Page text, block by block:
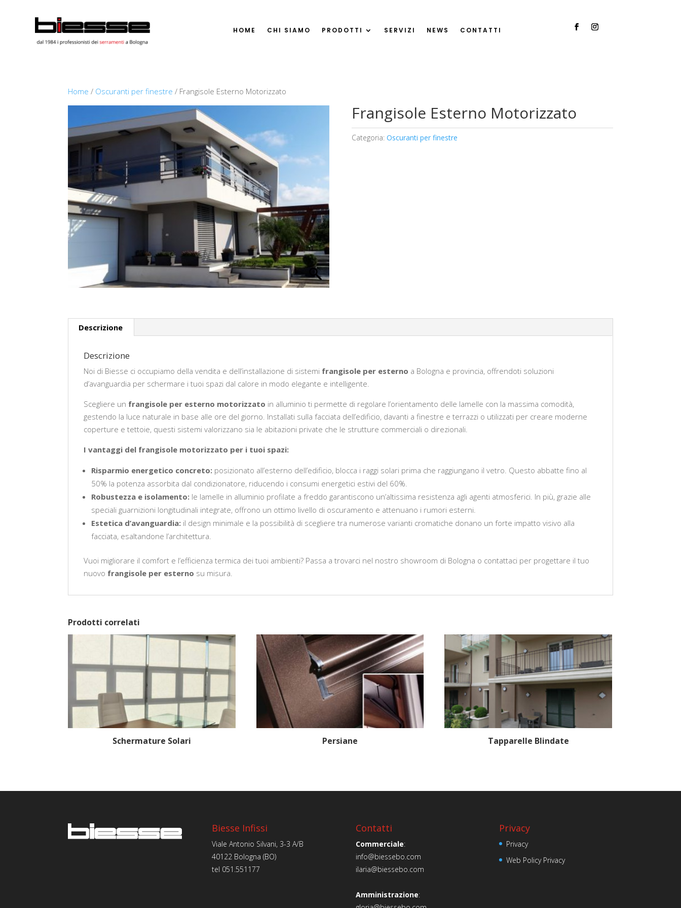
HOME CHI SIAMO PRODOTTI SERVIZI NEWS CONTATTI
Home / Oscuranti per finestre / Frangisole Esterno Motorizzato
Frangisole Esterno Motorizzato
Categoria: Oscuranti per finestre
Descrizione
Descrizione
Noi di Biesse ci occupiamo della vendita e dell’installazione di sistemi frangisole per esterno a Bologna e provincia, offrendoti soluzioni
d’avanguardia per schermare i tuoi spazi dal calore in modo elegante e intelligente.
Scegliere un frangisole per esterno motorizzato in alluminio ti permette di regolare l’orientamento delle lamelle con la massima comodità,
gestendo la luce naturale in base alle ore del giorno. Installati sulla facciata dell’edificio, davanti a finestre e terrazzi o utilizzati per creare moderne
coperture e tettoie, questi sistemi valorizzano sia le abitazioni private che le strutture commerciali o direzionali.
I vantaggi del frangisole motorizzato per i tuoi spazi:
Risparmio energetico concreto: posizionato all’esterno dell’edificio, blocca i raggi solari prima che raggiungano il vetro. Questo abbatte fino al
50% la potenza assorbita dal condizionatore, riducendo i consumi energetici estivi del 60%.
Robustezza e isolamento: le lamelle in alluminio profilate a freddo garantiscono un’altissima resistenza agli agenti atmosferici. In più, grazie alle
speciali guarnizioni longitudinali integrate, offrono un ottimo livello di oscuramento e attenuano i rumori esterni.
Estetica d’avanguardia: il design minimale e la possibilità di scegliere tra numerose varianti cromatiche donano un forte impatto visivo alla
facciata, esaltandone l’architettura.
Vuoi migliorare il comfort e l’efficienza termica dei tuoi ambienti? Passa a trovarci nel nostro showroom di Bologna o contattaci per progettare il tuo
nuovo frangisole per esterno su misura.
Prodotti correlati
Schermature Solari Persiane Tapparelle Blindate
Biesse Infissi
Viale Antonio Silvani, 3-3 A/B
40122 Bologna (BO)
tel 051.551177
Contatti
Commerciale:
info@biessebo.com
ilaria@biessebo.com
Amministrazione:
Privacy
Privacy
Web Policy Privacy